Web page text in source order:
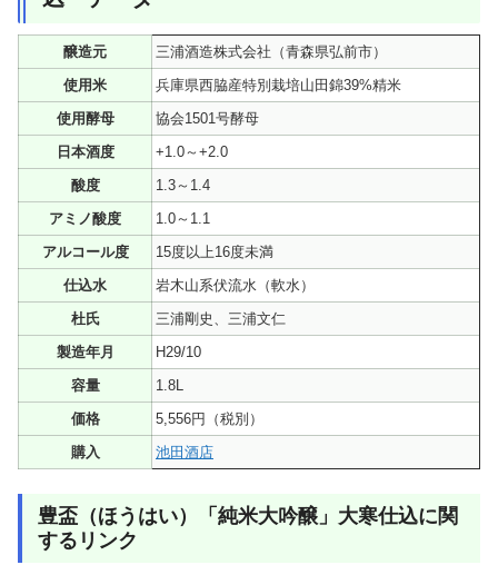
醸造元
三浦酒造株式会社（青森県弘前市）
使用米
兵庫県西脇産特別栽培山田錦39%精米
使用酵母
協会1501号酵母
日本酒度
+1.0～+2.0
酸度
1.3～1.4
アミノ酸度
1.0～1.1
アルコール度
15度以上16度未満
仕込水
岩木山系伏流水（軟水）
杜氏
三浦剛史、三浦文仁
製造年月
H29/10
容量
1.8L
価格
5,556円（税別）
購入
池田酒店
豊盃（ほうはい）「純米大吟醸」大寒仕込に関
するリンク